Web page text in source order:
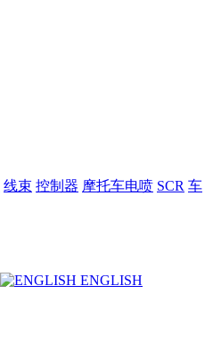
线束 控制器 摩托车电喷 SCR 车
ENGLISH